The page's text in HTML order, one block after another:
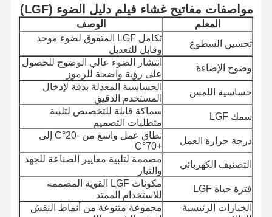
مواصفات مفاتيح غشاء فيلم دليل الضوء (LGF)
المعلم
الوصف
تحسين السطوع
تكامل LGF المتفوق لضوء موحد
وقابل للتعديل
وضوح الإضاءة
انتشار الضوء عالي الوضوح للحصول
على رؤية واضحة للرموز
حساسية اللمس
الحساسية المعدلة بدقة لإدخال
المستخدم الدقيق
سمك LGF
سماكة قابلة للتخصيص لتلبية
متطلبات التصميم
درجة حرارة العمل
نطاق عمل واسع من -20°C إلى
+70°C
التصنيف الكهربائي
مصممة لتلبية معايير الصناعة للجهد
والتيار
فترة حياة LGF
مكونات LGF القوية المصممة
للاستخدام الممتد
الخيارات الرئيسية
مجموعة متنوعة من أنماط النقش